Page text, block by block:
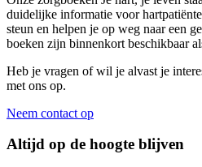
duidelijke informatie voor
steun en helpen je op weg naar een
boeken zijn binnenkort beschikbaar
Heb je vragen of wil je alvast je
met ons op.
Neem contact op
Altijd op de hoogte blijven